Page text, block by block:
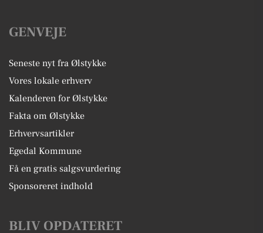
GENVEJE
Seneste nyt fra Ølstykke
Vores lokale erhverv
Kalenderen for Ølstykke
Fakta om Ølstykke
Erhvervsartikler
Egedal Kommune
Få en gratis salgsvurdering
Sponsoreret indhold
BLIV OPDATERET